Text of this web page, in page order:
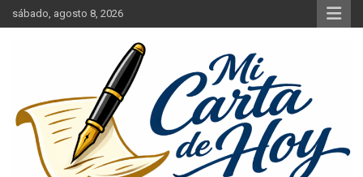
Saltar
al
sábado, agosto 8, 2026